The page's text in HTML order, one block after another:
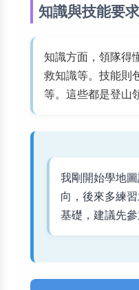
知識與技能要求
知識方面，領隊得
救知識等。技能則
等。這些都是登山
我剛開始學地
向，後來多練
基礎，建議先參